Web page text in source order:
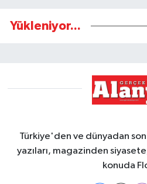
Yükleniyor...
Türkiye'den ve dünyadan
yazıları, magazinden
konuda